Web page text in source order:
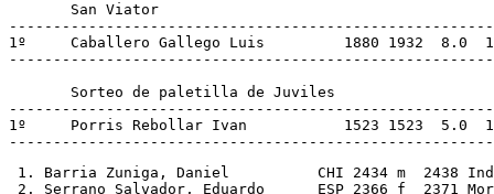
       San Viator
1º     Caballero Gallego Luis         1880 1932
       Sorteo de paletilla de Juviles
1º     Porris Rebollar Ivan           1523 1523  5.0
1. Barria Zuniga, Daniel          CHI 2434 m  2438
2. Serrano Salvador, Eduardo      ESP 2366 f  2371